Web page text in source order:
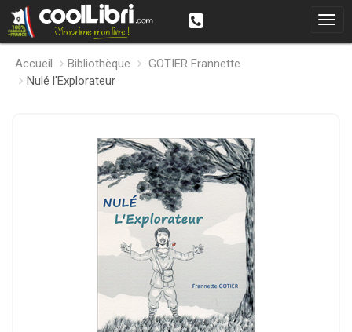
Accueil Bibliothèque
GOTIER Frannette
Nulé l'Explorateur